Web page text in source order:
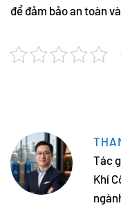
để đảm bảo an toàn
Tác
Khí